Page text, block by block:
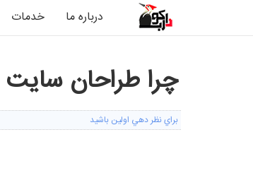
درباره ما خدمات
چرا طراحان سایت
براي نظر دهي اولين باشيد